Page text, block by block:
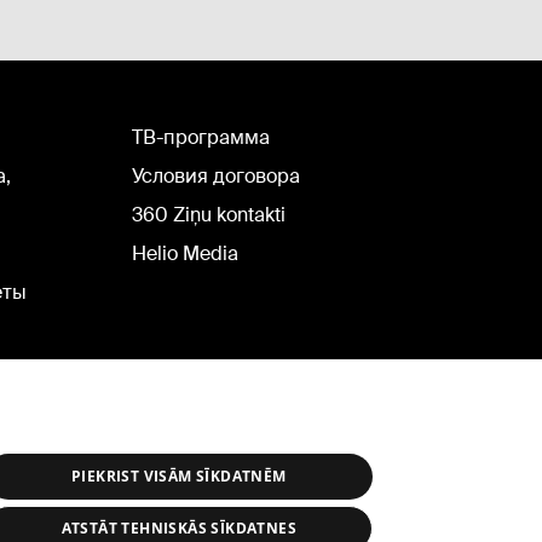
TВ-программа
Условия договора
360 Ziņu kontakti
Helio Media
PIEKRIST VISĀM SĪKDATNĒM
ATSTĀT TEHNISKĀS SĪKDATNES